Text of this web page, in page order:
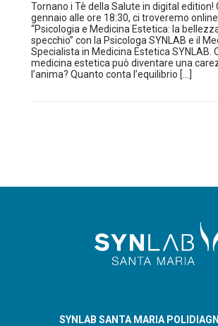
Tornano i Tè della Salute in digital edition!
gennaio alle ore 18:30, ci troveremo
“Psicologia e Medicina Estetica: la
specchio” con la Psicologa SYNLAB e il
Specialista in Medicina Estetica SYNLAB.
medicina estetica può diventare una
l’anima? Quanto conta l’equilibrio […]
SYNLAB SANTA MARIA